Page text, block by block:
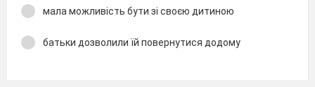
мала можливість бути зі своєю дитиною
батьки дозволили їй повернутися додому